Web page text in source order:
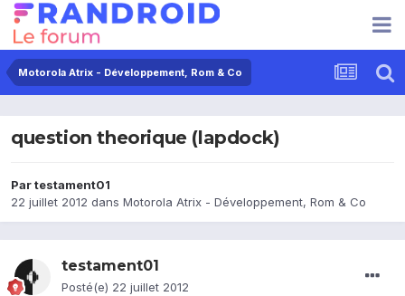
Motorola Atrix - Développement, Rom & Co
question theorique (lapdock)
Partestament01
22 juillet 2012 dans Motorola Atrix - Développement, Rom & Co
testament01
Posté(e) 22 juillet 2012